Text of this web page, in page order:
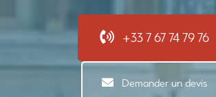
+33 7 67 74 79 76
Demander un devis